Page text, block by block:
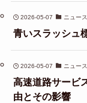
2026-05-07 ニュース
青いスラッシュ
2026-05-07 ニュース
高速道路サービ
由とその影響